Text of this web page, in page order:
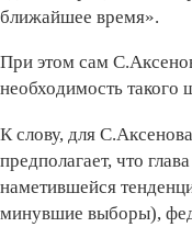
ближайшее время».
При этом сам
необходимость такого
К слову, для
предполагает, что
наметившейся
минувшие выборы),